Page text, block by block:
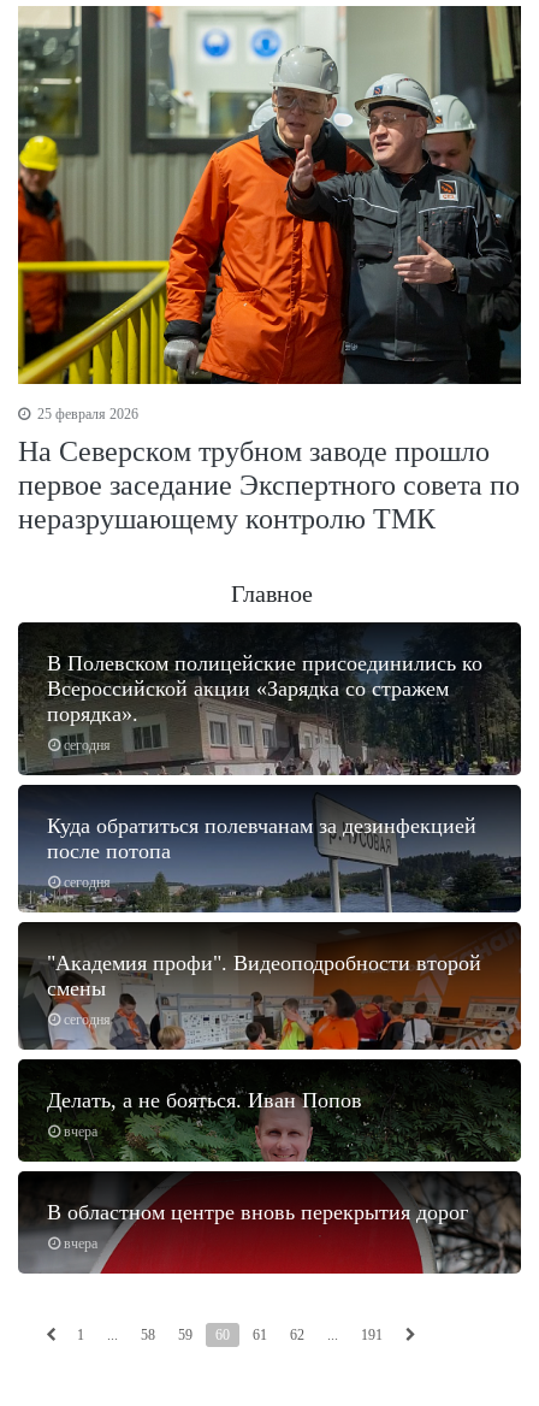
25 февраля 2026
На Северском трубном заводе прошло
первое заседание Экспертного совета по
неразрушающему контролю ТМК
Главное
сегодня
В Полевском полицейские присоединились ко
Всероссийской акции «Зарядка со стражем
порядка».
сегодня
Куда обратиться полевчанам за дезинфекцией
после потопа
сегодня
"Академия профи". Видеоподробности второй
смены
вчера
Делать, а не бояться. Иван Попов
вчера
В областном центре вновь перекрытия дорог
1 58 59 60 61 62 191